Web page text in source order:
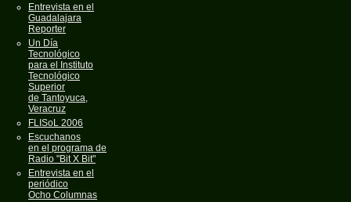
Entrevista en el
Guadalajara
Reporter
Un Día
Tecnológico
para el Instituto
Tecnológico
Superior
de Tantoyuca,
Veracruz
FLISoL 2006
Escuchanos
en el programa de
Radio "Bit X Bit"
Entrevista en el
periódico
Ocho Columnas